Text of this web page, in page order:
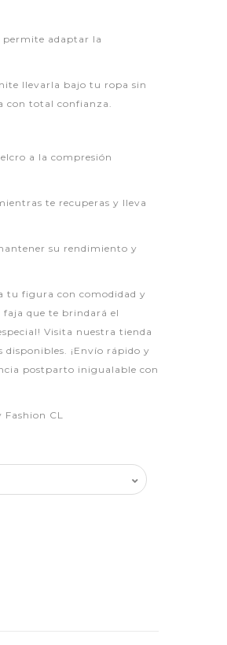
permite adaptar la
llevarla bajo tu ropa sin
con total confianza.
a la compresión
te recuperas y lleva
su rendimiento y
tu figura con comodidad y
faja que te brindará el
Visita nuestra tienda
¡Envío rápido y
postparto inigualable con
Fashion CL